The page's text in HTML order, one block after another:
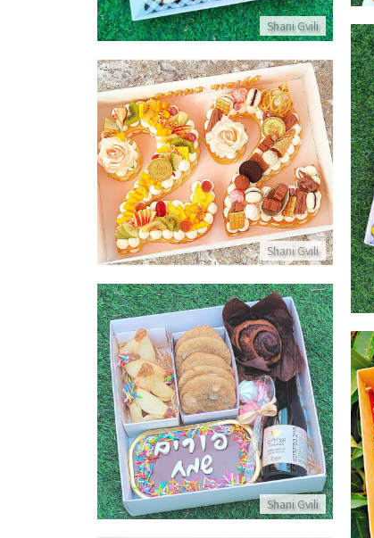
Shani Gvili
Shani Gvili
עוגה בצורת מספר ליום הולדת
פרטים נוספים
Shani Gvili
מארז משלוח מנות לפורים
פרטים נוספים